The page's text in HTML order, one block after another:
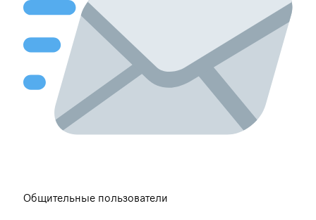
Общительные пользователи